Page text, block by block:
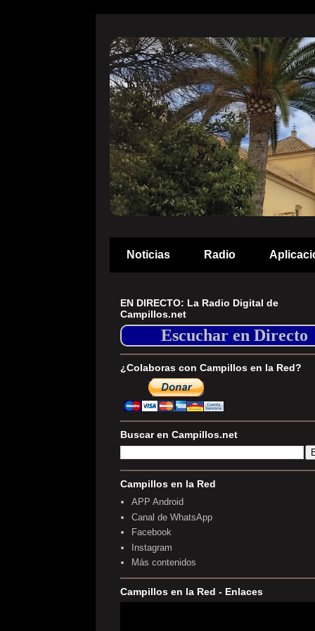
Noticias Radio
EN DIRECTO: La Radio Digital de
Campillos.net
Escuchar en Directo
¿Colaboras con Campillos en la Red?
Buscar en Campillos.net
Campillos en la Red
APP Android
Canal de WhatsApp
Facebook
Instagram
Más contenidos
Campillos en la Red - Enlaces